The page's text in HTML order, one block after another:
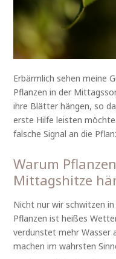
Erbärmlich sehen meine
Pflanzen in der
ihre Blätter hängen, so
erste Hilfe leisten
falsche Signal an die
Warum
Mittagshitze
Nicht nur wir schwitzen
Pflanzen ist heißes
verdunstet mehr Wasser
machen im wahrsten